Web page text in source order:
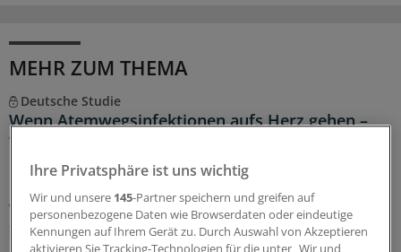
MEHR ZUM THEMA
Deutsche Studie
Wenn Atemwegsinfektionen aufs Herz gehen –
was tun?
Eine deutsche Studie zeigt den Zusammenhang von
vergangenen 14 Jahren. Welche Empfehlungen lassen
sich daraus ableiten?
Ihre Privatsphäre ist uns wichtig
Wir und unsere 145-Partner speichern und greifen auf
personenbezogene Daten wie Browserdaten oder eindeutige
Kennungen auf Ihrem Gerät zu. Durch Auswahl von Akzeptieren